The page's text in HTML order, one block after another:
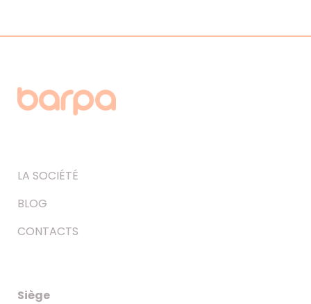
LA SOCIÉTÉ
BLOG
CONTACTS
Siège